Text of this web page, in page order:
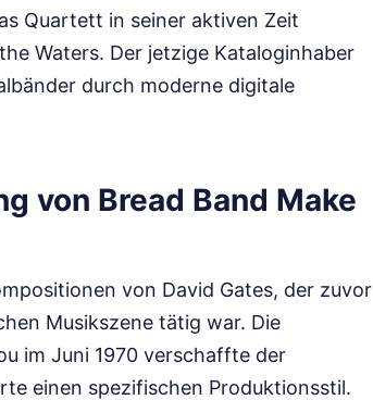
Quartett in seiner aktiven Zeit
Waters. Der jetzige Kataloginhaber
durch moderne digitale
von Bread Band Make
von David Gates, der zuvor
Musikszene tätig war. Die
im Juni 1970 verschaffte der
einen spezifischen Produktionsstil.